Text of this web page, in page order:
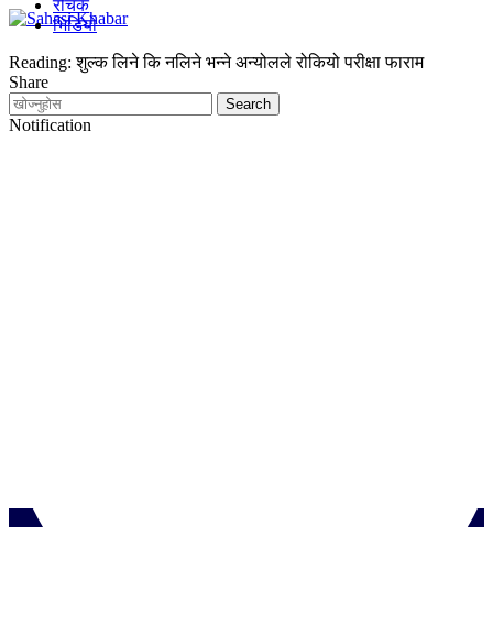
रोचक
भिडियो
Reading: शुल्क लिने कि नलिने भन्ने अन्योलले रोकियो परीक्षा फाराम
Share
Notification